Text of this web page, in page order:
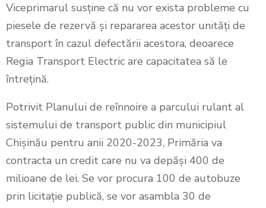
Viceprimarul susține că nu vor exista probleme cu
piesele de rezervă și repararea acestor unități de
transport în cazul defectării acestora, deoarece
Regia Transport Electric are capacitatea să le
întrețină.
Potrivit Planului de reînnoire a parcului rulant al
sistemului de transport public din municipiul
Chișinău pentru anii 2020-2023, Primăria va
contracta un credit care nu va depăși 400 de
milioane de lei. Se vor procura 100 de autobuze
prin licitație publică, se vor asambla 30 de